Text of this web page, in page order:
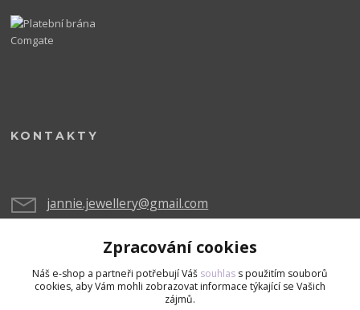
KONTAKTY
jannie.jewellery@gmail.com
Zpracování cookies
Náš e-shop a partneři potřebují Váš souhlas s použitím souborů
cookies, aby Vám mohli zobrazovat informace týkající se Vašich
zájmů.